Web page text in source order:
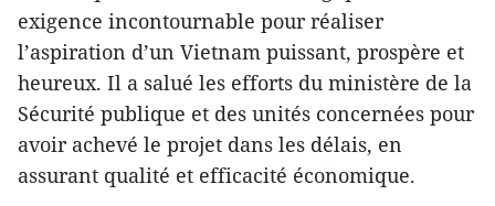
exigence incontournable pour réaliser
l’aspiration d’un Vietnam puissant, prospère et
heureux. Il a salué les efforts du ministère de la
Sécurité publique et des unités concernées pour
avoir achevé le projet dans les délais, en
assurant qualité et efficacité économique.